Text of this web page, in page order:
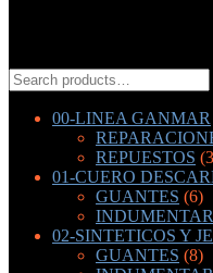
Search
for:
00-LINEA GANMAR
REPUESTOS
01-CUERO
GUANTES (6)
02-SINTETICOS Y
GUANTES (8)